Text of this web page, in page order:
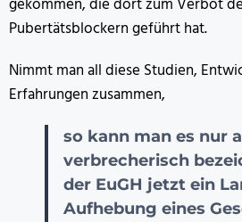
gekommen, die dort zum Verbot
Pubertätsblockern geführt hat.
Nimmt man all diese Studien,
Erfahrungen zusammen,
so kann man es nur
verbrecherisch
der EuGH jetzt ein
Aufhebung eines